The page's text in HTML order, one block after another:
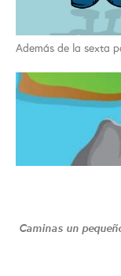
Además de la sexta
Caminas un